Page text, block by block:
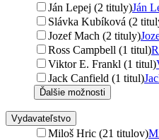
Ján Lepej (2 tituly)Ján
Slávka Kubíková (2
Jozef Mach (2 tituly)
Ross Campbell (1 titul)
Viktor E. Frankl (1 titul)
Jack Canfield (1 titul)
Ďalšie možnosti
Vydavateľstvo
Miloš Hric (21 titulov)